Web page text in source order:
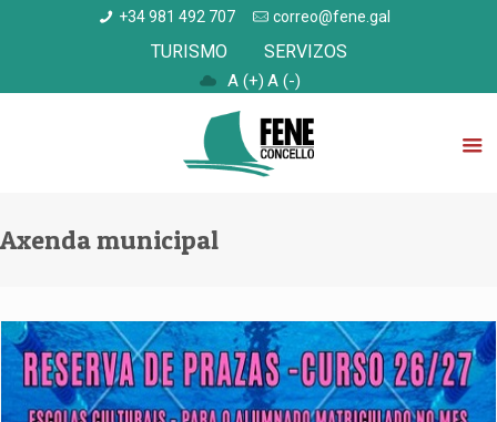
+34 981 492 707 correo@fene.gal
TURISMO SERVIZOS
A (+) A (-)
Axenda municipal